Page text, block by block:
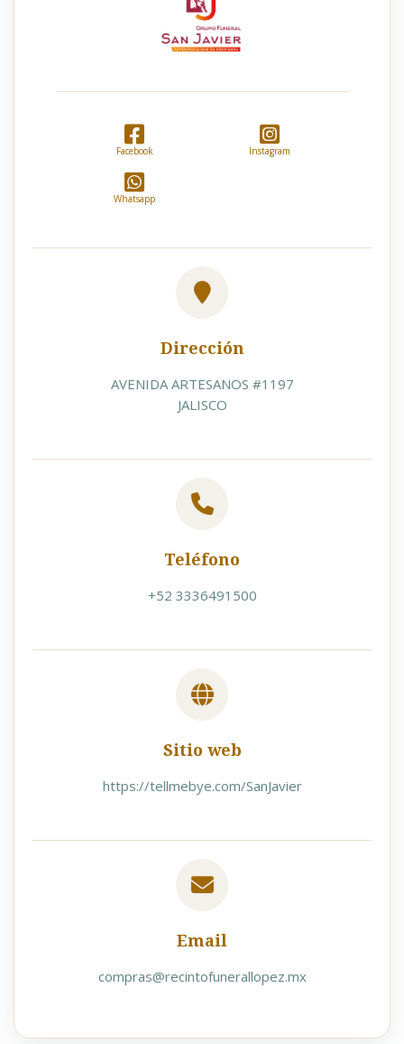
Facebook Instagram
Whatsapp
Dirección
AVENIDA ARTESANOS #1197
JALISCO
Teléfono
+52 3336491500
Sitio web
https://tellmebye.com/SanJavier
Email
compras@recintofunerallopez.mx